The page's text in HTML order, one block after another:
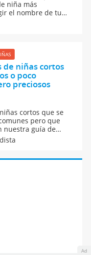
niña más
el nombre de tu
más
colombianos para
de niñas cortos
o poco
preciosos
cortos que se
pero que
nuestra guía de
origen y
para niñas
Ad